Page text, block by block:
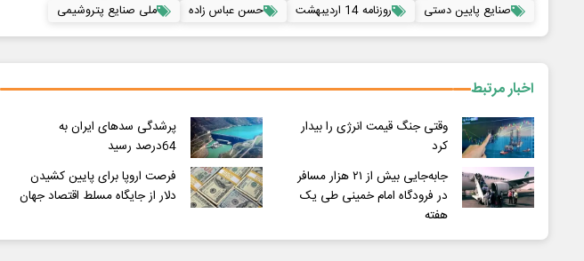
صنایع پایین دستی
روزنامه 14 اردیبهشت حسن عباس زاده ملی صنایع پتروشیمی
اخبار مرتبط
وقتی جنگ قیمت انرژی را بیدار
کرد
پرشدگی سدهای ایران به
64درصد رسید
جابه‌جایی بیش از ۲۱ هزار مسافر
در فرودگاه امام خمینی طی یک
هفته
فرصت اروپا برای پایین کشیدن
دلار از جایگاه مسلط اقتصاد جهان